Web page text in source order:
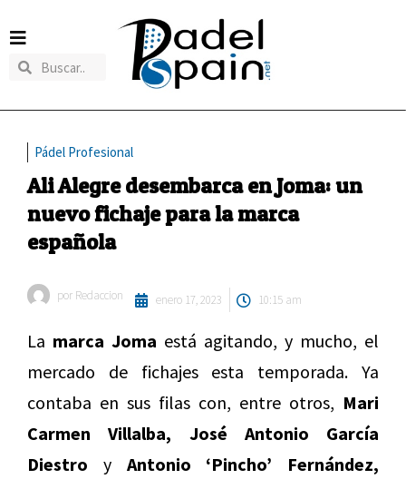
Pádel Profesional
Ali Alegre desembarca en Joma: un
nuevo fichaje para la marca
española
por Redaccion enero 17, 2023 10:15 am
La marca Joma está agitando, y mucho, el
mercado de fichajes esta temporada. Ya
contaba en sus filas con, entre otros, Mari
Carmen Villalba, José Antonio García
Diestro y Antonio ‘Pincho’ Fernández,